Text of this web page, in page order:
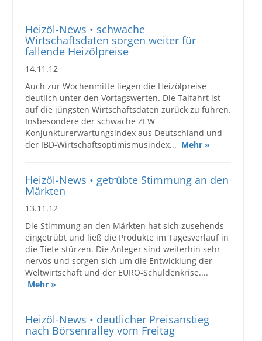
Heizöl-News • schwache
Wirtschaftsdaten sorgen weiter für
fallende Heizölpreise
14.11.12
Auch zur Wochenmitte liegen die Heizölpreise
deutlich unter den Vortagswerten. Die Talfahrt ist
auf die jüngsten Wirtschaftsdaten zurück zu führen.
Insbesondere der schwache ZEW
Konjunkturerwartungsindex aus Deutschland und
der IBD-Wirtschaftsoptimismusindex... Mehr »
Heizöl-News • getrübte Stimmung an den
Märkten
13.11.12
Die Stimmung an den Märkten hat sich zusehends
eingetrübt und ließ die Produkte im Tagesverlauf in
die Tiefe stürzen. Die Anleger sind weiterhin sehr
nervös und sorgen sich um die Entwicklung der
Weltwirtschaft und der EURO-Schuldenkrise....
Mehr »
Heizöl-News • deutlicher Preisanstieg
nach Börsenralley vom Freitag